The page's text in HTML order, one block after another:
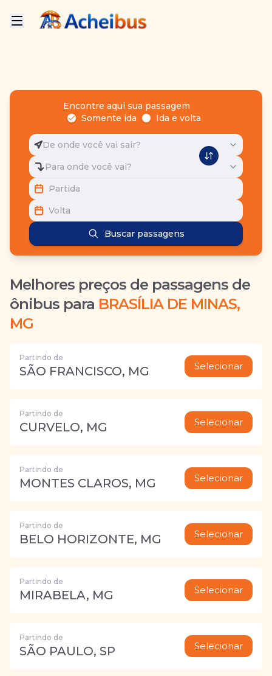
Encontre aqui sua passagem
Somente ida
Ida e volta
De onde você vai sair?
Para onde você vai?
Partida
Volta
Buscar passagens
Melhores preços de passagens de
ônibus para BRASÍLIA DE MINAS,
MG
Partindo de
SÃO FRANCISCO, MG Selecionar
Partindo de
CURVELO, MG Selecionar
Partindo de
MONTES CLAROS, MG Selecionar
Partindo de
BELO HORIZONTE, MG Selecionar
Partindo de
MIRABELA, MG Selecionar
Partindo de
SÃO PAULO, SP Selecionar